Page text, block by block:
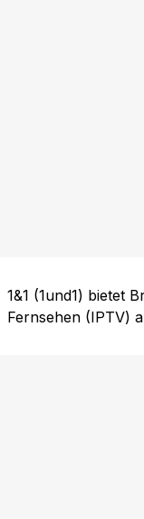
1&1 (1und1) bietet
Fernsehen (IPTV)